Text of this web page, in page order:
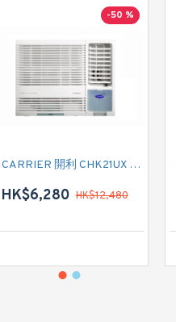
-50 %
CARRIER 開利 CHK21UX 二匹半 變頻淨冷窗口式冷氣機 (附遙控)
HK$6,280 HK$12,480